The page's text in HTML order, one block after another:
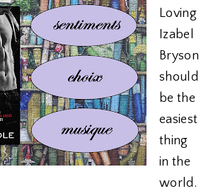
Loving
Izabel
Bryson
should
be the
easiest
thing
in the
world.